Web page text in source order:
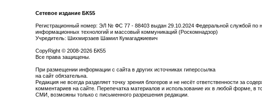
Сетевое издание БК55
Регистрационный номер: ЭЛ № ФС 77 - 88403 выдан 29.10.2024 Федеральной службой по
информационных технологий и массовый коммуникаций (Роскомнадзор)
Учредитель: Шихмирзаев Шамил Кумагаджиевич
CopyRight © 2008-2026 БК55
Все права защищены.
При размещении информации с сайта в других источниках гиперссылка
на сайт обязательна.
Редакция не всегда разделяет точку зрения блогеров и не несёт ответственности за
комментариев на сайте. Перепечатка материалов и использование их в любой форме, в
СМИ, возможны только с письменного разрешения редакции.